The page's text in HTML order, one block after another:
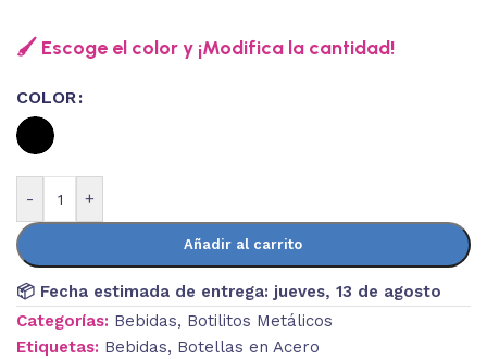
🖌️ Escoge el color y ¡Modifica la cantidad!
COLOR
- +
Añadir al carrito
📦 Fecha estimada de entrega: jueves, 13 de agosto
Categorías: Bebidas, Botilitos Metálicos
Etiquetas: Bebidas, Botellas en Acero